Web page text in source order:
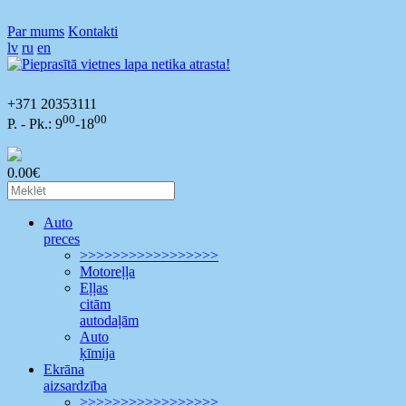
Par mums Kontakti
lv ru en
+371 20353111
P. - Pk.: 900-1800
0.00€
Auto
preces
>>>>>>>>>>>>>>>>>
Motoreļļa
Eļļas
citām
autodaļām
Auto
ķīmija
Ekrāna
aizsardzība
>>>>>>>>>>>>>>>>>